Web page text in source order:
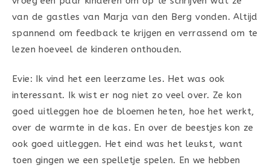
van de gastles van Marja van den Berg vonden. Altijd
spannend om feedback te krijgen en verrassend om te
lezen hoeveel de kinderen onthouden.
Evie: Ik vind het een leerzame les. Het was ook
interessant. Ik wist er nog niet zo veel over. Ze kon
goed uitleggen hoe de bloemen heten, hoe het werkt,
over de warmte in de kas. En over de beestjes kon ze
ook goed uitleggen. Het eind was het leukst, want
toen gingen we een spelletje spelen. En we hebben